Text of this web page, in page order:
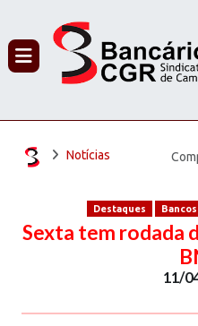
Notícias
Destaques Bancos
Sexta tem rodada
11/